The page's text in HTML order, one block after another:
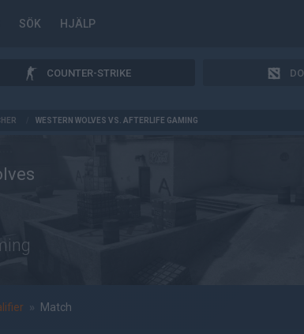
SÖK HJÄLP
COUNTER-STRIKE
WESTERN WOLVES VS. AFTERLIFE GAMING
» Match